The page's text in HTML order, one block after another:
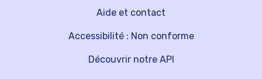
Découvrir notre API
Aide et contact
Accessibilité : Non conforme